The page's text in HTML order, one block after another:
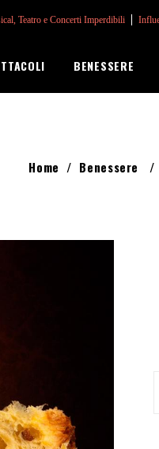
Teatro e Concerti Imperdibili
BENESSERE
Home / Benessere /